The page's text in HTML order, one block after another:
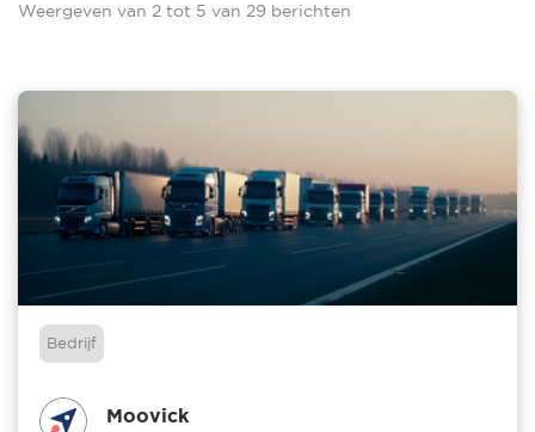
Weergeven van 2 tot 5 van 29 berichten
Bedrijf
Moovick